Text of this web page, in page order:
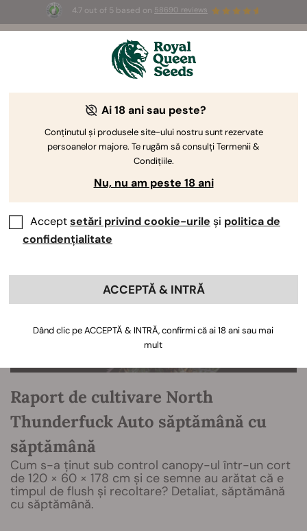
4.7 out of 5 based on 58690 reviews
☀️ Summer Sales: Up to 50% off
selected products! ⏤
The RQS Blog
Soiuri și produse
Raport de cultivare North
Thunderfuck Auto săptămână cu
săptămână
Cum s-a ținut sub control canopy-ul într-un cort
de 120 × 60 × 178 cm și ce semne au arătat că e
timpul de flush și recoltare? Detaliat, săptămână
cu săptămână.
Ai 18 ani sau peste?
Conținutul și produsele site-ului nostru sunt rezervate
persoanelor majore. Te rugăm să consulți Termenii &
Condițiile.
Nu, nu am peste 18 ani
Acceptsetări privind cookie-urile și politica de
confidențialitate
ACCEPTĂ & INTRĂ
Dând clic pe ACCEPTĂ & INTRĂ, confirmi că ai 18 ani sau mai
mult